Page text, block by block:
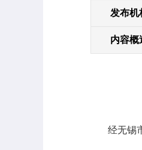
发布机
内容概
经无锡